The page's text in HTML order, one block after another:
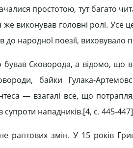
простотою, тут багато
же виконував головні ролі. Усе
народної поезії, виховувало
бував Сковорода, а відомо, що
байки Гулака-
— взагалі все, що
супроти нападників.[4, c. 445-447]
раптових змін. У 15 років